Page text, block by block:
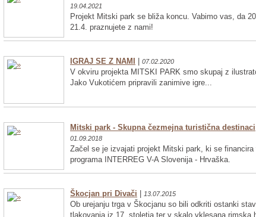
19.04.2021
Projekt Mitski park se bliža koncu. Vabimo vas, da
21.4. praznujete z nami!
IGRAJ SE Z NAMI 07.02.2020
V okviru projekta MITSKI PARK smo skupaj z
Jako Vukotićem pripravili zanimive igre...
Mitski park - Skupna čezmejna turistična destinaci
01.09.2018
Začel se je izvajati projekt Mitski park, ki se financira
programa INTERREG V-A Slovenija - Hrvaška.
Škocjan pri Divači 13.07.2015
Ob urejanju trga v Škocjanu so bili odkriti ostanki
tlakovanja iz 17. stoletja ter v skalo vklesana rimska